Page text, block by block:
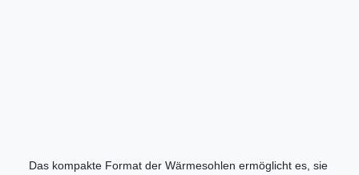
Das kompakte Format der Wärmesohlen ermöglicht es, sie